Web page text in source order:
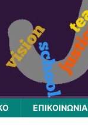
ΕΠΙΚΟΙΝΩΝΙΑ